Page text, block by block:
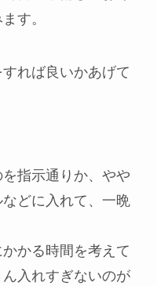
す。
れば良いかあげて
指示通りか、やや
どに入れて、一晩
かる時間を考えて
入れすぎないのが